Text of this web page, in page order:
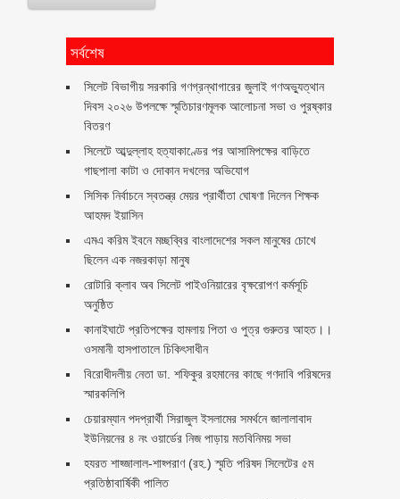
সর্বশেষ
সিলেট বিভাগীয় সরকারি গণগ্রন্থাগারের জুলাই গণঅভ্যুত্থান
দিবস ২০২৬ উপলক্ষে স্মৃতিচারণমূলক আলোচনা সভা ও পুরষ্কার
বিতরণ ‎ ‎
সিলেটে আব্দুল্লাহ হত্যাকাণ্ডের পর আসামিপক্ষের বাড়িতে
গাছপালা কাটা ও দোকান দখলের অভিযোগ
সিসিক নির্বাচনে স্বতন্ত্র মেয়র প্রার্থীতা ঘোষণা দিলেন শিক্ষক
আহমদ ইয়াসিন
এমএ করিম ইবনে মচ্ছব্বির বাংলাদেশের সকল মানুষের চোখে
ছিলেন এক নজরকাড়া মানুষ ‎
রোটারি ক্লাব অব সিলেট পাইওনিয়ারের বৃক্ষরোপণ কর্মসূচি
অনুষ্ঠিত
কানাইঘাটে প্রতিপক্ষের হামলায় পিতা ও পুত্র গুরুতর আহত।।
ওসমানী হাসপাতালে চিকিৎসাধীন
বিরোধীদলীয় নেতা ডা. শফিকুর রহমানের কাছে গণদাবি পরিষদের
স্মারকলিপি ‎
চেয়ারম্যান পদপ্রার্থী সিরাজুল ইসলামের সমর্থনে জালালাবাদ
ইউনিয়নের ৪ নং ওয়ার্ডের নিজ পাড়ায় মতবিনিময় সভা
হযরত শাহ্জালাল-শাহ্পরাণ (রহ.) স্মৃতি পরিষদ সিলেটের ৫ম
প্রতিষ্ঠাবার্ষিকী পালিত ‎​